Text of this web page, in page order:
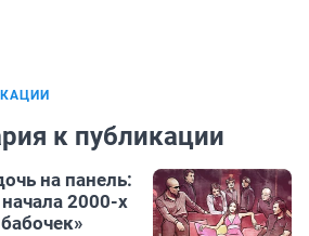
к публикации
на панель:
2000-х